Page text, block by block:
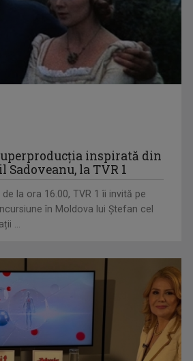
în filmul „Călătoria lui Gruber”, la TVR
celor mici bucuria reîntâlnirii cu „Fram,
inspirată din
la TVR 1
la ora 16.00, TVR 1 îi invită pe
în Moldova lui Ștefan cel
...